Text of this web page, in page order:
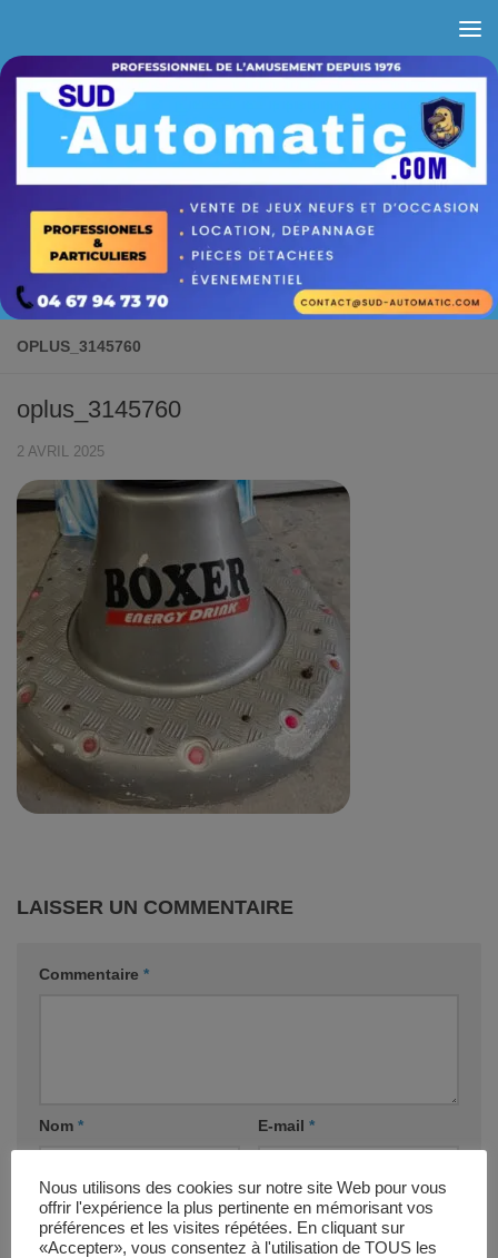
OPLUS_3145760
oplus_3145760
2 AVRIL 2025
LAISSER UN COMMENTAIRE
Commentaire *
Nom * E-mail *
Site web
Nous utilisons des cookies sur notre site Web pour vous
offrir l'expérience la plus pertinente en mémorisant vos
préférences et les visites répétées. En cliquant sur
«Accepter», vous consentez à l'utilisation de TOUS les